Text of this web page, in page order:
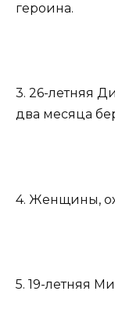
героина.
3. 26-летняя
два месяца
4. Женщины,
5. 19-летняя